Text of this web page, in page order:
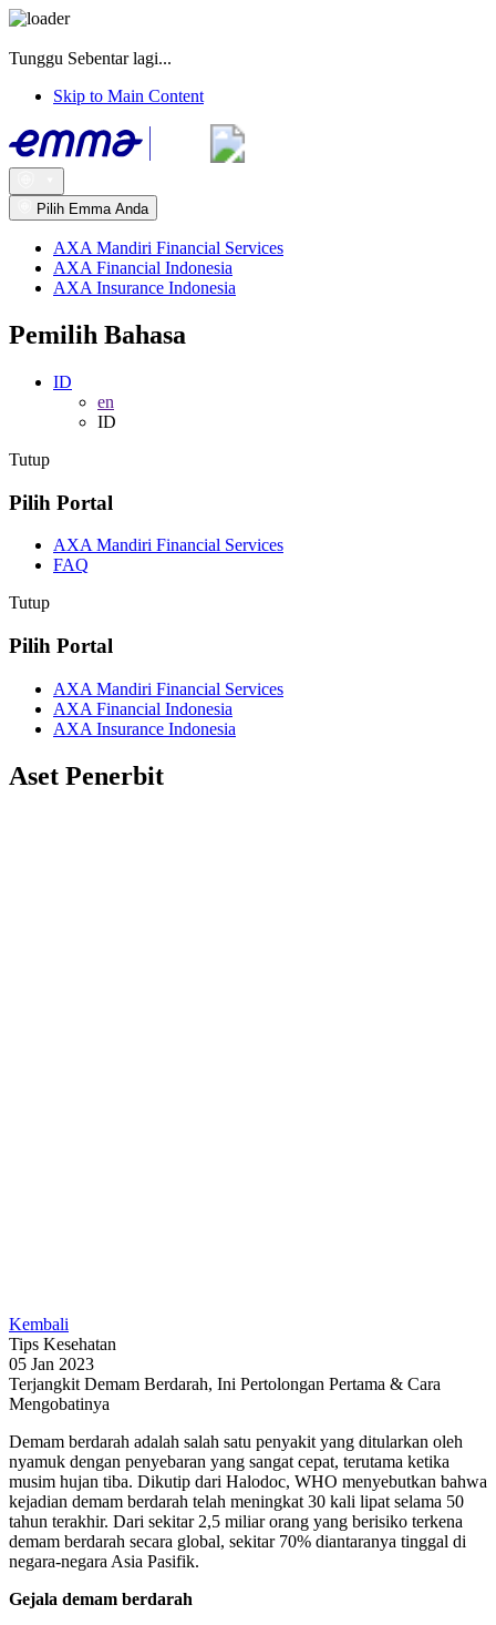
Tunggu Sebentar lagi...
Skip to Main Content
Pilih Emma Anda
AXA Mandiri Financial Services
AXA Financial Indonesia
AXA Insurance Indonesia
Pemilih Bahasa
ID
en
ID
Tutup
Pilih Portal
AXA Mandiri Financial Services
FAQ
Tutup
Pilih Portal
AXA Mandiri Financial Services
AXA Financial Indonesia
AXA Insurance Indonesia
Aset Penerbit
Kembali
Tips Kesehatan
05 Jan 2023
Terjangkit Demam Berdarah, Ini Pertolongan Pertama & Cara
Mengobatinya
Demam berdarah adalah salah satu penyakit yang ditularkan oleh
nyamuk dengan penyebaran yang sangat cepat, terutama ketika
musim hujan tiba. Dikutip dari Halodoc, WHO menyebutkan bahwa
kejadian demam berdarah telah meningkat 30 kali lipat selama 50
tahun terakhir. Dari sekitar 2,5 miliar orang yang berisiko terkena
demam berdarah secara global, sekitar 70% diantaranya tinggal di
negara-negara Asia Pasifik.
Gejala demam berdarah